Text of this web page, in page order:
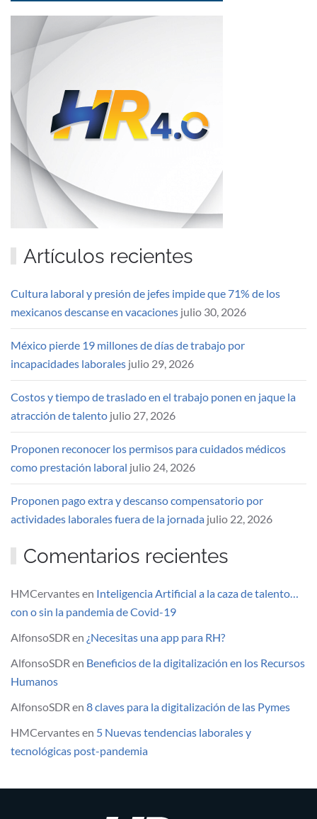
Artículos recientes
Cultura laboral y presión de jefes impide que 71% de los
mexicanos descanse en vacaciones julio 30, 2026
México pierde 19 millones de días de trabajo por
incapacidades laborales julio 29, 2026
Costos y tiempo de traslado en el trabajo ponen en jaque la
atracción de talento julio 27, 2026
Proponen reconocer los permisos para cuidados médicos
como prestación laboral julio 24, 2026
Proponen pago extra y descanso compensatorio por
actividades laborales fuera de la jornada julio 22, 2026
Comentarios recientes
HMCervantesen Inteligencia Artificial a la caza de talento…
con o sin la pandemia de Covid-19
AlfonsoSDR en ¿Necesitas una app para RH?
AlfonsoSDR en Beneficios de la digitalización en los Recursos
Humanos
AlfonsoSDR en 8 claves para la digitalización de las Pymes
HMCervantesen 5 Nuevas tendencias laborales y
tecnológicas post-pandemia